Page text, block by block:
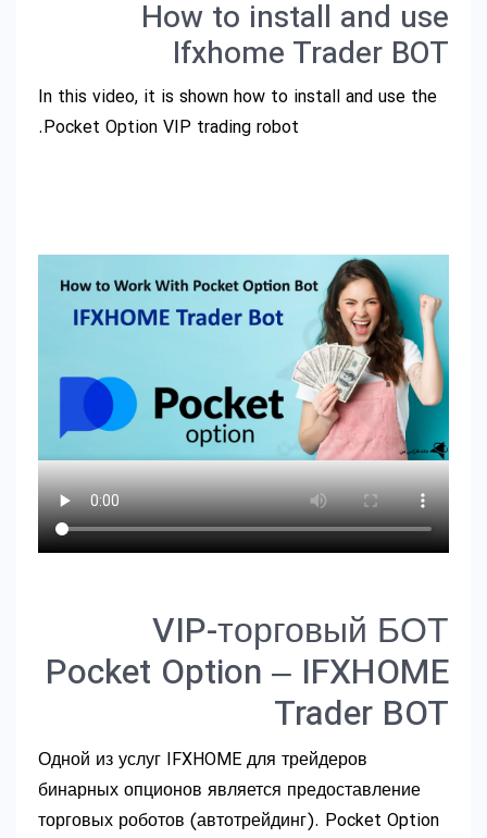
How to install and use
Ifxhome Trader BOT
In this video, it is shown how to install and use the
Pocket Option VIP trading robot.
VIP-торговый БОТ
Pocket Option – IFXHOME
Trader BOT
Одной из услуг IFXHOME для трейдеров
бинарных опционов является предоставление
торговых роботов (автотрейдинг). Pocket Option